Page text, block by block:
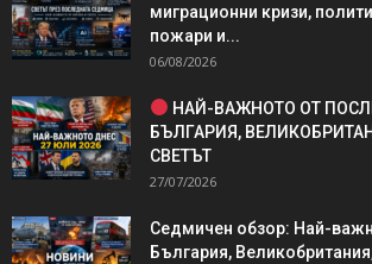
миграционни кризи,
пожари и...
06/08/2026
НАЙ-ВАЖНОТО ОТ
БЪЛГАРИЯ,
СВЕТЪТ
27/07/2026
Седмичен обзор: Най-
България,